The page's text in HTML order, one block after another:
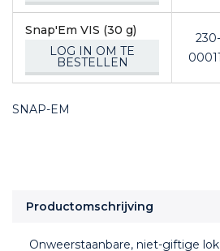
Snap'Em VIS (30 g)
LOG IN OM TE
BESTELLEN
230-
SNAP-EM
Productomschrijving
Onweerstaanbare, niet-giftige